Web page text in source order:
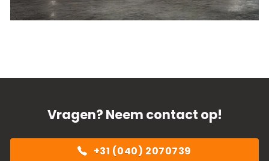
Vragen? Neem contact op!
+31 (040) 2070739